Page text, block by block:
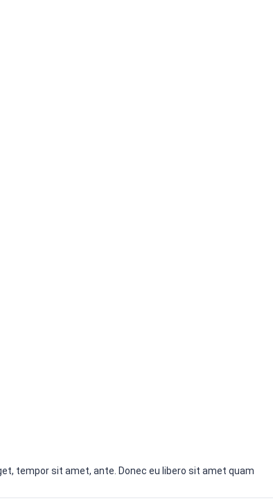
tempor sit amet, ante. Donec eu libero sit amet quam